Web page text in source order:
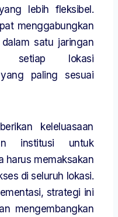
lebih fleksibel.
menggabungkan
satu jaringan
setiap lokasi
paling sesuai
keleluasaan
institusi untuk
harus memaksakan
di seluruh lokasi.
strategi ini
mengembangkan